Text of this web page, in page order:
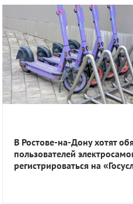
В Ростове-на-Дону хотят
пользователей
регистрироваться на